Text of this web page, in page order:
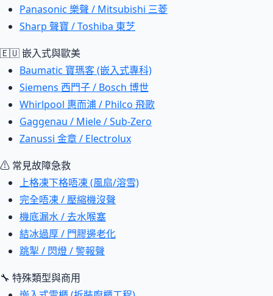
Panasonic 樂聲 / Mitsubishi 三菱
Sharp 聲寶 / Toshiba 東芝
🇪🇺 嵌入式與歐美
Baumatic 寶瑪客 (嵌入式專科)
Siemens 西門子 / Bosch 博世
Whirlpool 惠而浦 / Philco 飛歌
Gaggenau / Miele / Sub-Zero
Zanussi 金章 / Electrolux
⚠ 常見故障急救
上格凍下格唔凍 (風扇/溶雪)
完全唔凍 / 壓縮機沒聲
機底漏水 / 去水喉塞
結冰過厚 / 門膠邊老化
跳掣 / 閃燈 / 警報聲
🔧 特殊類型與商用